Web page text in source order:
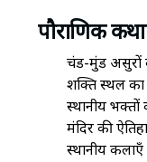
पौराणिक
चंड-मुंड असुरों
शक्ति स्थल का
स्थानीय भक्तों
मंदिर की
स्थानीय